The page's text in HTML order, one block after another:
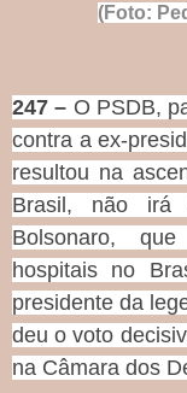
(Foto:
247 – O PSDB,
contra a ex-
resultou na
Brasil, não irá
Bolsonaro,
hospitais no
presidente da
deu o voto
na Câmara dos